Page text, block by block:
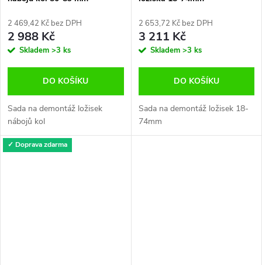
2 469,42 Kč bez DPH
2 988 Kč
Skladem >3 ks
DO KOŠÍKU
Sada na demontáž ložisek
nábojů kol
2 653,72 Kč bez DPH
3 211 Kč
Skladem >3 ks
DO KOŠÍKU
Sada na demontáž ložisek 18-
74mm
✓ Doprava zdarma